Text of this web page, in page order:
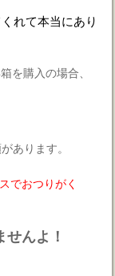
れて本当にあり
を購入の場合、
あります。
でおつりがく
んよ！